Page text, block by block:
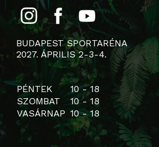
BUDAPEST SPORTARÉNA
2027. ÁPRILIS 2-3-4.
PÉNTEK
10 - 18
SZOMBAT
10 - 18
VASÁRNAP 10 - 18